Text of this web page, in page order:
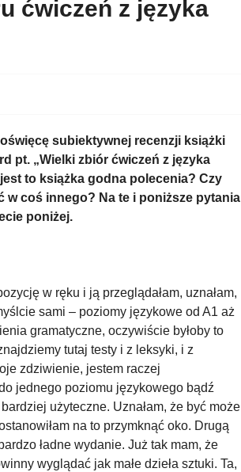
ćwiczeń z języka
subiektywnej recenzji książki
pt. „Wielki zbiór ćwiczeń z języka
to książka godna polecenia? Czy
w coś innego? Na te i poniższe pytania
poniżej.
w ręku i ją przeglądałam, uznałam,
sami – poziomy językowe od A1 aż
gramatyczne, oczywiście byłoby to
tutaj testy i z leksyki, i z
zdziwienie, jestem raczej
jednego poziomu językowego bądź
użyteczne. Uznałam, że być może
na to przymknąć oko. Drugą
ładne wydanie. Już tak mam, że
wyglądać jak małe dzieła sztuki. Ta,